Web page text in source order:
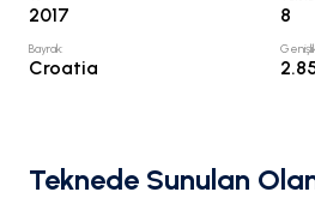
2017 8
Bayrak:
Croatia
Teknede Sunulan